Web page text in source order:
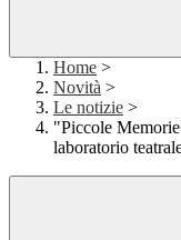
Home >
Novità >
Le notizie >
"Piccole
laboratorio